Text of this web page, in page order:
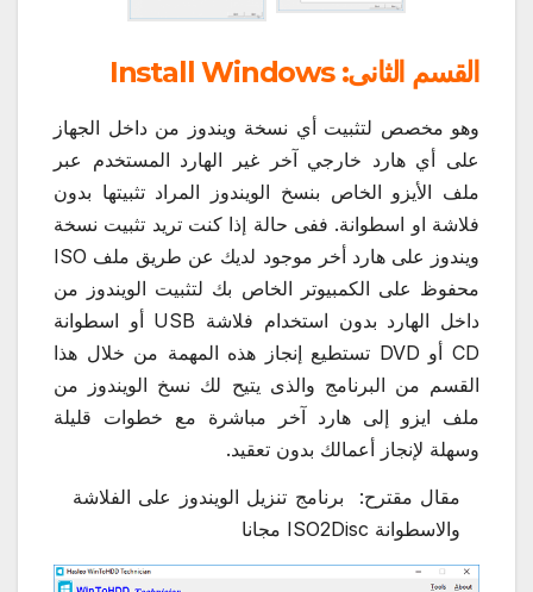
القسم الثانى: Install Windows
وهو مخصص لتثبيت أي نسخة ويندوز من داخل الجهاز
على أي هارد خارجي آخر غير الهارد المستخدم عبر
ملف الأيزو الخاص بنسخ الويندوز المراد تثبيتها بدون
فلاشة او اسطوانة. ففى حالة إذا كنت تريد تثبيت نسخة
ويندوز على هارد أخر موجود لديك عن طريق ملف ISO
محفوظ على الكمبيوتر الخاص بك لتثبيت الويندوز من
داخل الهارد بدون استخدام فلاشة USB أو اسطوانة
CD أو DVD تستطيع إنجاز هذه المهمة من خلال هذا
القسم من البرنامج والذى يتيح لك نسخ الويندوز من
ملف ايزو إلى هارد آخر مباشرة مع خطوات قليلة
وسهلة لإنجاز أعمالك بدون تعقيد.
مقال مقترح:
برنامج تنزيل الويندوز على الفلاشة
والاسطوانة ISO2Disc مجانا